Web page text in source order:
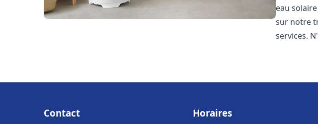
eau
sur notre
services.
Contact Horaires